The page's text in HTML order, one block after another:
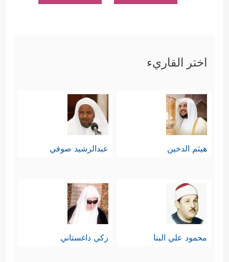
اختر القاريء
هيثم الدخين عبدالرشيد صوفي
محمود علي البنا زكي داغستاني